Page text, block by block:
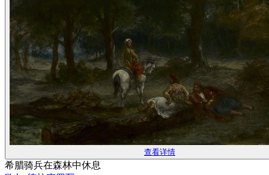
查看详情
希腊骑兵在森林中休息